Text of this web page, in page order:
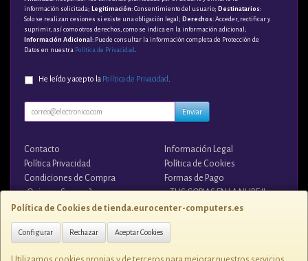
Política de Cookies de tienda.eurocenter-computers.es
Configurar Rechazar Aceptar Cookies
información solicitada; Legitimación: Consentimiento del usuario; Destinatarios:
Solo se realizan cesiones si existe una obligación legal; Derechos: Acceder, rectificar y
suprimir, así como otros derechos, como se indica en la información adicional;
Información Adicional : Puede consultar la información completa de Protección de
Datos en nuestra Política de Privacidad
He leído y acepto la Política de Privacidad.
Enviar
Contacto
Información Legal
Política Privacidad
Política de Cookies
Condiciones de Compra
Formas de Pago
¿Quienes Somos?
¡¡ TUS COPIAS EN LA NUBE !!
Contacto
tienda@eurocenter-computers.es